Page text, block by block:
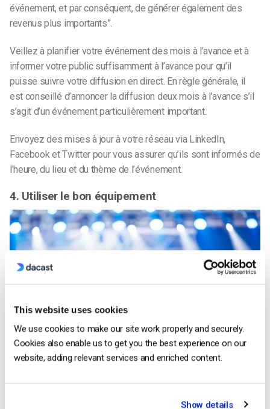
This website uses cookies
We use cookies to make our site work properly and securely.
Cookies also enable us to get you the best experience on our
website, adding relevant services and enriched content.
Show details
événement, et par conséquent, de générer également des
revenus plus importants”.
Veillez à planifier votre événement des mois à l’avance et à
informer votre public suffisamment à l’avance pour qu’il
puisse suivre votre diffusion en direct. En règle générale, il
est conseillé d’annoncer la diffusion deux mois à l’avance s’il
s’agit d’un événement particulièrement important.
Envoyez des mises à jour à votre réseau via LinkedIn,
Facebook et Twitter pour vous assurer qu’ils sont informés de
l’heure, du lieu et du thème de l’événement.
4. Utiliser le bon équipement
vous prendre au sérieux.